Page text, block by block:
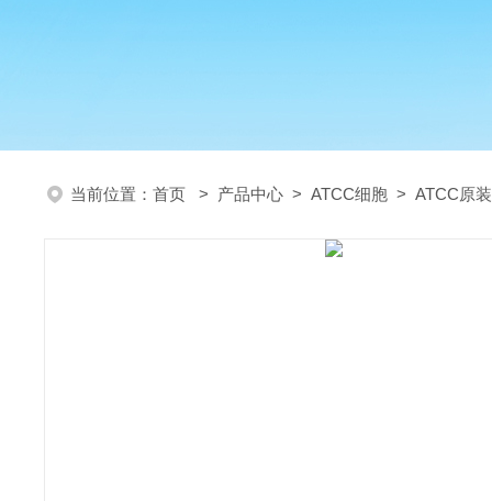
当前位置： 首页 > 产品中心 > ATCC细胞 > ATCC原